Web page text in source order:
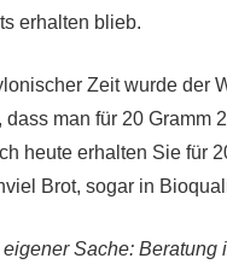
erhalten blieb.
Zeit wurde der
dass man für 20 Gramm
heute erhalten Sie für
Brot, sogar in
Sache: Beratung